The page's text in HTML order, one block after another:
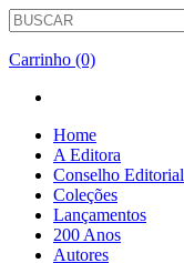
Carrinho (0)
Home
A Editora
Conselho Editorial
Coleções
Lançamentos
200 Anos
Autores